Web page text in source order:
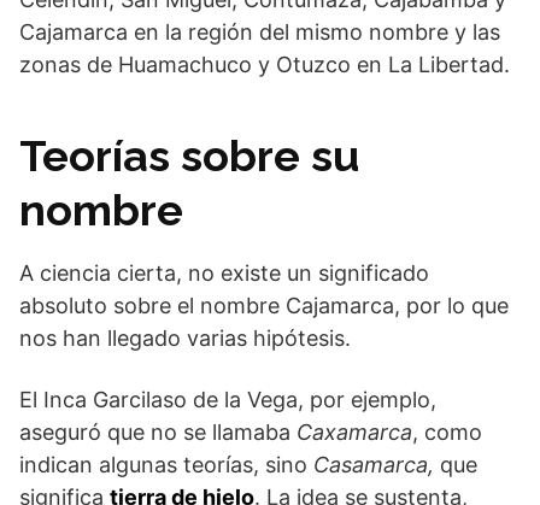
Cajamarca en la región del mismo nombre y las
zonas de Huamachuco y Otuzco en La Libertad.
Teorías sobre su
nombre
A ciencia cierta, no existe un significado
absoluto sobre el nombre Cajamarca, por lo que
nos han llegado varias hipótesis.
El Inca Garcilaso de la Vega, por ejemplo,
aseguró que no se llamaba Caxamarca, como
indican algunas teorías, sino Casamarca, que
significa tierra de hielo. La idea se sustenta,